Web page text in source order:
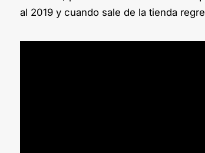
al 2019 y cuando sale de la tienda